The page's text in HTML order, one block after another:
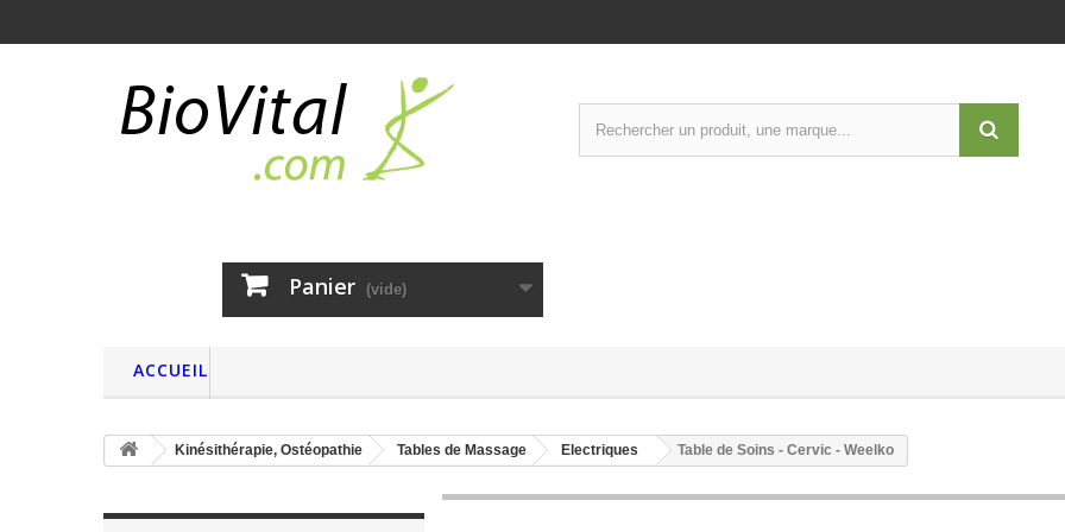
Panier (vide)
ACCUEIL
Kinésithérapie, Ostéopathie Tables de Massage Electriques Table de Soins - Cervic - Weelko